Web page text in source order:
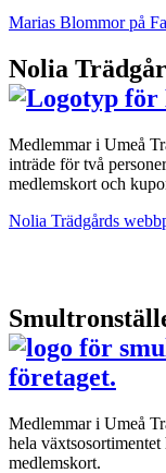
Marias Blommor på
Nolia
Medlemmar i Umeå
inträde för två
medlemskort och
Nolia Trädgårds
Medlemmar i Umeå
hela
medlemskort.